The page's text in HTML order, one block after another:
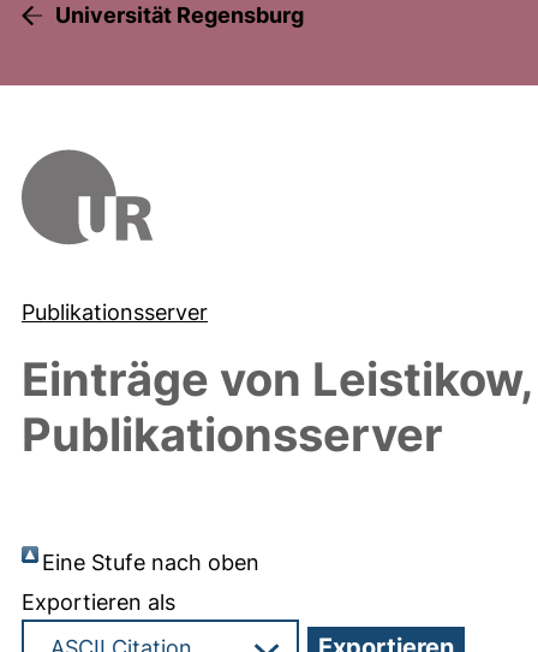
Universität Regensburg
Publikationsserver
Einträge von
Publikationsserver
Eine Stufe nach oben
Exportieren als